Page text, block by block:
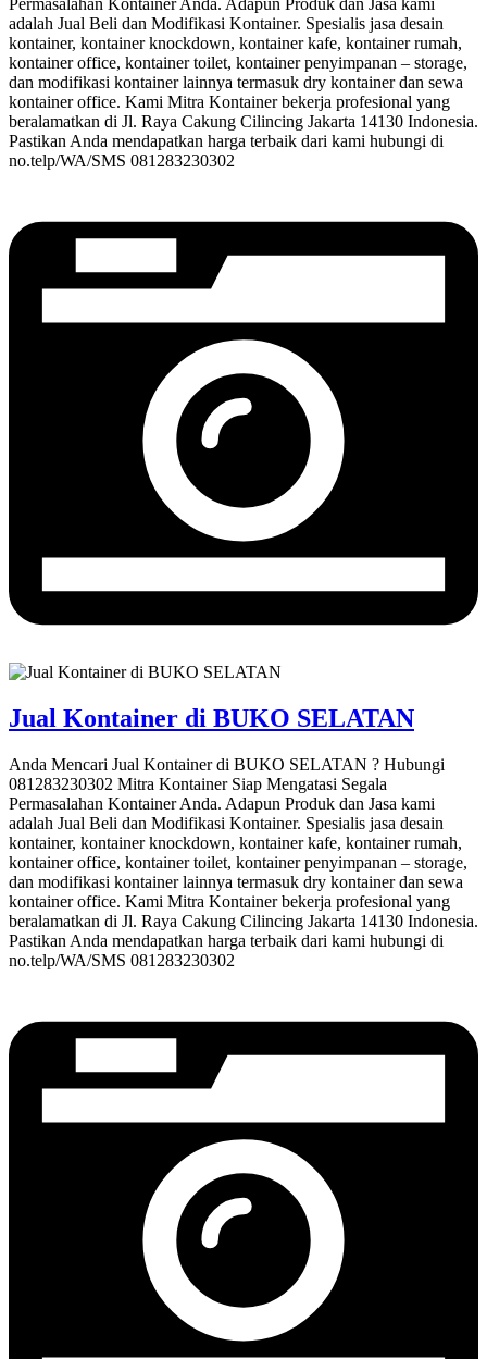
Permasalahan Kontainer Anda. Adapun Produk dan Jasa kami
adalah Jual Beli dan Modifikasi Kontainer. Spesialis jasa desain
kontainer, kontainer knockdown, kontainer kafe, kontainer rumah,
kontainer office, kontainer toilet, kontainer penyimpanan – storage,
dan modifikasi kontainer lainnya termasuk dry kontainer dan sewa
kontainer office. Kami Mitra Kontainer bekerja profesional yang
beralamatkan di Jl. Raya Cakung Cilincing Jakarta 14130 Indonesia.
Pastikan Anda mendapatkan harga terbaik dari kami hubungi di
no.telp/WA/SMS 081283230302
Jual Kontainer di BUKO SELATAN
Anda Mencari Jual Kontainer di BUKO SELATAN ? Hubungi
081283230302 Mitra Kontainer Siap Mengatasi Segala
Permasalahan Kontainer Anda. Adapun Produk dan Jasa kami
adalah Jual Beli dan Modifikasi Kontainer. Spesialis jasa desain
kontainer, kontainer knockdown, kontainer kafe, kontainer rumah,
kontainer office, kontainer toilet, kontainer penyimpanan – storage,
dan modifikasi kontainer lainnya termasuk dry kontainer dan sewa
kontainer office. Kami Mitra Kontainer bekerja profesional yang
beralamatkan di Jl. Raya Cakung Cilincing Jakarta 14130 Indonesia.
Pastikan Anda mendapatkan harga terbaik dari kami hubungi di
no.telp/WA/SMS 081283230302